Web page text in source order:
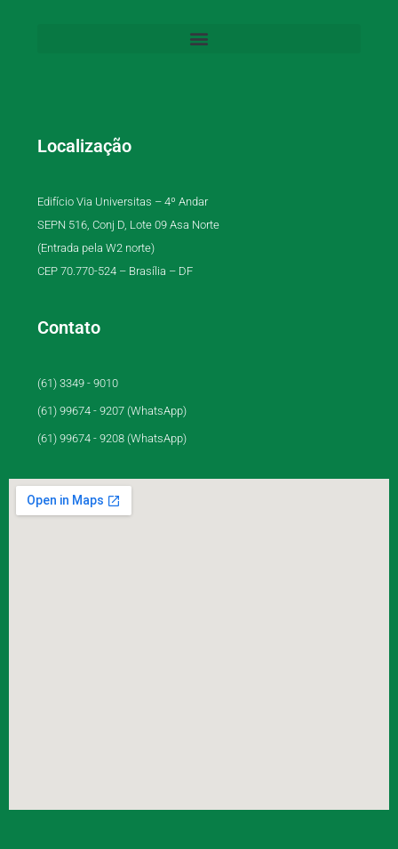
Localização
Edifício Via Universitas – 4º Andar
SEPN 516, Conj D, Lote 09 Asa Norte
(Entrada pela W2 norte)
CEP 70.770-524 – Brasília – DF
Contato
(61) 3349 - 9010
(61) 99674 - 9207 (WhatsApp)
(61) 99674 - 9208 (WhatsApp)